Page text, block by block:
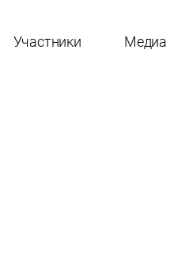
Участники Медиа